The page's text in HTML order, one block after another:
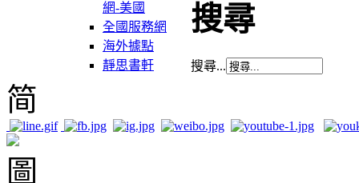
網-美國
全國服務網
海外據點
靜思書軒
搜尋
搜尋...
简